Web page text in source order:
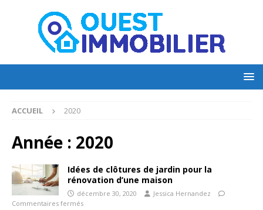
ACCUEIL 2020
Année : 2020
Idées de clôtures de jardin pour la
rénovation d’une maison
décembre 30, 2020
Jessica Hernandez
Commentaires fermés